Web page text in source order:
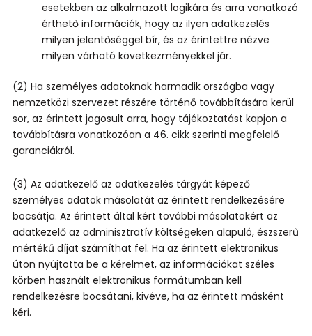
esetekben az alkalmazott logikára és arra vonatkozó
érthető információk, hogy az ilyen adatkezelés
milyen jelentőséggel bír, és az érintettre nézve
milyen várható következményekkel jár.
(2) Ha személyes adatoknak harmadik országba vagy
nemzetközi szervezet részére történő továbbítására kerül
sor, az érintett jogosult arra, hogy tájékoztatást kapjon a
továbbításra vonatkozóan a 46. cikk szerinti megfelelő
garanciákról.
(3) Az adatkezelő az adatkezelés tárgyát képező
személyes adatok másolatát az érintett rendelkezésére
bocsátja. Az érintett által kért további másolatokért az
adatkezelő az adminisztratív költségeken alapuló, észszerű
mértékű díjat számíthat fel. Ha az érintett elektronikus
úton nyújtotta be a kérelmet, az információkat széles
körben használt elektronikus formátumban kell
rendelkezésre bocsátani, kivéve, ha az érintett másként
kéri.